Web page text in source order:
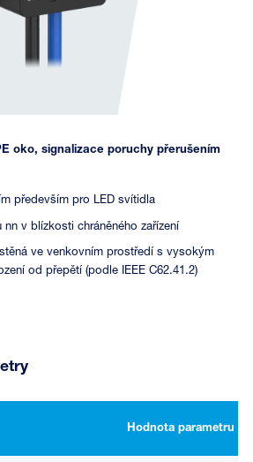
oko, signalizace poruchy přerušením
především pro LED svítidla
v blízkosti chráněného zařízení
ve venkovním prostředí s vysokým
od přepětí (podle IEEE C62.41.2)
Hodnota parametru